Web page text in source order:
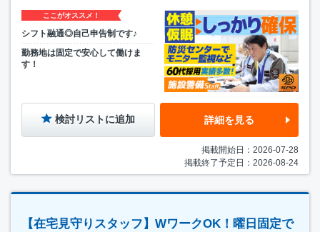
ここがオススメ！
シフト融通◎自己申告制です♪
勤務地は固定で安心して働けま
す！
検討リストに追加 詳細を見る
掲載開始日：2026-07-28
掲載終了予定日：2026-08-24
【在宅見守りスタッフ】WワークOK！曜日固定で